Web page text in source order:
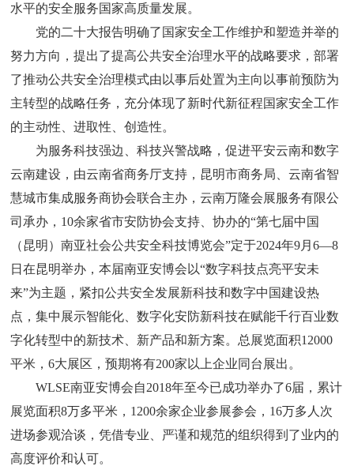
水平的安全服务国家高质量发展。
党的二十大报告明确了国家安全工作维护和塑造并举的
努力方向，提出了提高公共安全治理水平的战略要求，部署
了推动公共安全治理模式由以事后处置为主向以事前预防为
主转型的战略任务，充分体现了新时代新征程国家安全工作
的主动性、进取性、创造性。
为服务科技强边、科技兴警战略，促进平安云南和数字
云南建设，由云南省商务厅支持，昆明市商务局、云南省智
慧城市集成服务商协会联合主办，云南万隆会展服务有限公
司承办， 10余家省市安防协会支持、协办的“第七届中国
（昆明）南亚社会公共安全科技博览会”定于2024年9月6—8
日在昆明举办 ，本届南亚安博会以“数字科技点亮平安未
来”为主题，紧扣公共安全发展新科技和数字中国建设热
点 ，集中展示智能化、数字化安防新科技在赋能千行百业数
字化转型中的新技术、新产品和新方案。 总 展览面积12000
平米 ，6大展区，预期将有200家以上企业同台展出 。
WLSE南亚安博会自2018年至今已成功举办了6届，累计
展览面积8万多平米，1200余家企业参展参会，16万多人次
进场参观洽谈，凭借专业、严谨和规范的组织得到了业内的
高度评价和认可。